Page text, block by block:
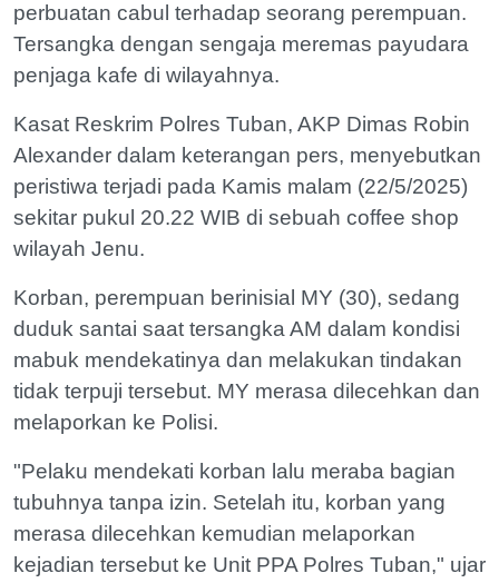
perbuatan cabul terhadap seorang perempuan.
Tersangka dengan sengaja meremas payudara
penjaga kafe di wilayahnya.
Kasat Reskrim Polres Tuban, AKP Dimas Robin
Alexander dalam keterangan pers, menyebutkan
peristiwa terjadi pada Kamis malam (22/5/2025)
sekitar pukul 20.22 WIB di sebuah coffee shop
wilayah Jenu.
Korban, perempuan berinisial MY (30), sedang
duduk santai saat tersangka AM dalam kondisi
mabuk mendekatinya dan melakukan tindakan
tidak terpuji tersebut. MY merasa dilecehkan dan
melaporkan ke Polisi.
"Pelaku mendekati korban lalu meraba bagian
tubuhnya tanpa izin. Setelah itu, korban yang
merasa dilecehkan kemudian melaporkan
kejadian tersebut ke Unit PPA Polres Tuban," ujar